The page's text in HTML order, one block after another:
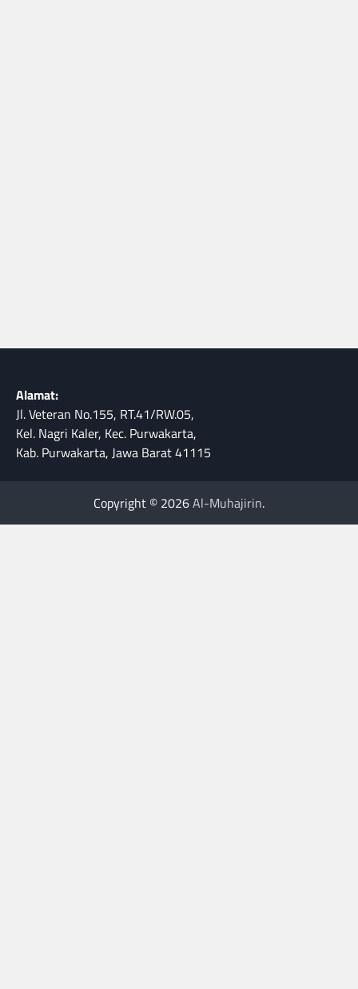
Alamat:
Jl. Veteran No.155, RT.41/RW.05,
Kel. Nagri Kaler, Kec. Purwakarta,
Kab. Purwakarta, Jawa Barat 41115
Copyright © 2026Al-Muhajirin.